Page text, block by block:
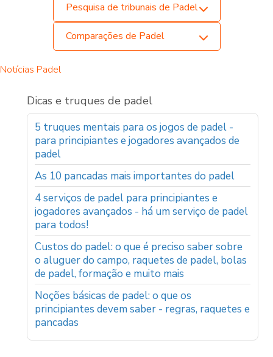
Pesquisa de tribunais de Padel
Comparações de Padel
Notícias Padel
Dicas e truques de padel
5 truques mentais para os jogos de padel -
para principiantes e jogadores avançados de
padel
As 10 pancadas mais importantes do padel
4 serviços de padel para principiantes e
jogadores avançados - há um serviço de padel
para todos!
Custos do padel: o que é preciso saber sobre
o aluguer do campo, raquetes de padel, bolas
de padel, formação e muito mais
Noções básicas de padel: o que os
principiantes devem saber - regras, raquetes e
pancadas